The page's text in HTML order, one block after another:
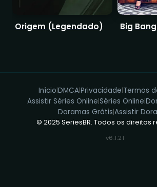
Origem (Legendado) Big
Início|DMCA|Privacidade|Termos
Assistir Séries Online|Séries Online|
Doramas Grátis|Assistir
© 2025 SeriesBR. Todos os direitos
v6.1.21